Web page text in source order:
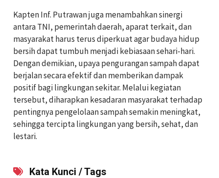
Kapten Inf. Putrawan juga menambahkan sinergi
antara TNI, pemerintah daerah, aparat terkait, dan
masyarakat harus terus diperkuat agar budaya hidup
bersih dapat tumbuh menjadi kebiasaan sehari-hari.
Dengan demikian, upaya pengurangan sampah dapat
berjalan secara efektif dan memberikan dampak
positif bagi lingkungan sekitar. Melalui kegiatan
tersebut, diharapkan kesadaran masyarakat terhadap
pentingnya pengelolaan sampah semakin meningkat,
sehingga tercipta lingkungan yang bersih, sehat, dan
lestari.
Kata Kunci / Tags